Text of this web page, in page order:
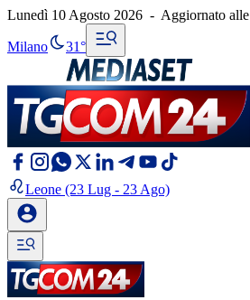
Lunedì 10 Agosto 2026 - Aggiornato alle
Milano 31°
Leone (23 Lug - 23 Ago)